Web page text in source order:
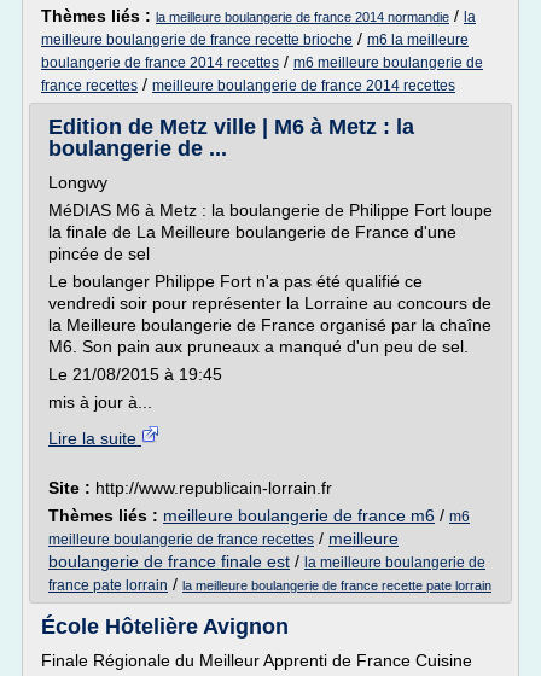
Thèmes liés : la meilleure boulangerie de france 2014 normandie / la
meilleure boulangerie de france recette brioche / m6 la meilleure
boulangerie de france 2014 recettes / m6 meilleure boulangerie de
france recettes / meilleure boulangerie de france 2014 recettes
Edition de Metz ville | M6 à Metz : la
boulangerie de ...
Longwy
MéDIAS M6 à Metz : la boulangerie de Philippe Fort loupe
la finale de La Meilleure boulangerie de France d'une
pincée de sel
Le boulanger Philippe Fort n'a pas été qualifié ce
vendredi soir pour représenter la Lorraine au concours de
la Meilleure boulangerie de France organisé par la chaîne
M6. Son pain aux pruneaux a manqué d'un peu de sel.
Le 21/08/2015 à 19:45
mis à jour à...
Lire la suite
Site : http://www.republicain-lorrain.fr
Thèmes liés : meilleure boulangerie de france m6 / m6
meilleure boulangerie de france recettes / meilleure
boulangerie de france finale est / la meilleure boulangerie de
france pate lorrain / la meilleure boulangerie de france recette pate lorrain
École Hôtelière Avignon
Finale Régionale du Meilleur Apprenti de France Cuisine